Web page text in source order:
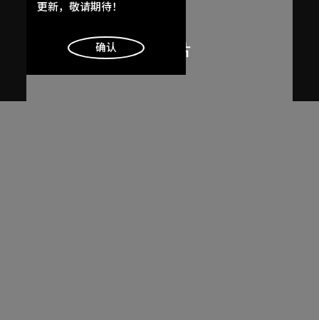
了解更多
明白
更新，敬请期待！
确认